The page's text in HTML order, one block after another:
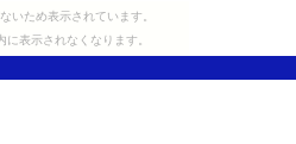
いため表示されています。
表示されなくなります。